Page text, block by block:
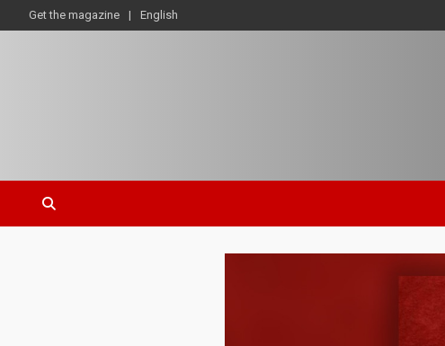
English
Get the magazine